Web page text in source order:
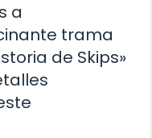
a
trama
de Skips»